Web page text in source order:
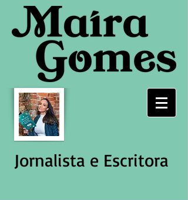
Jornalista e Escritora